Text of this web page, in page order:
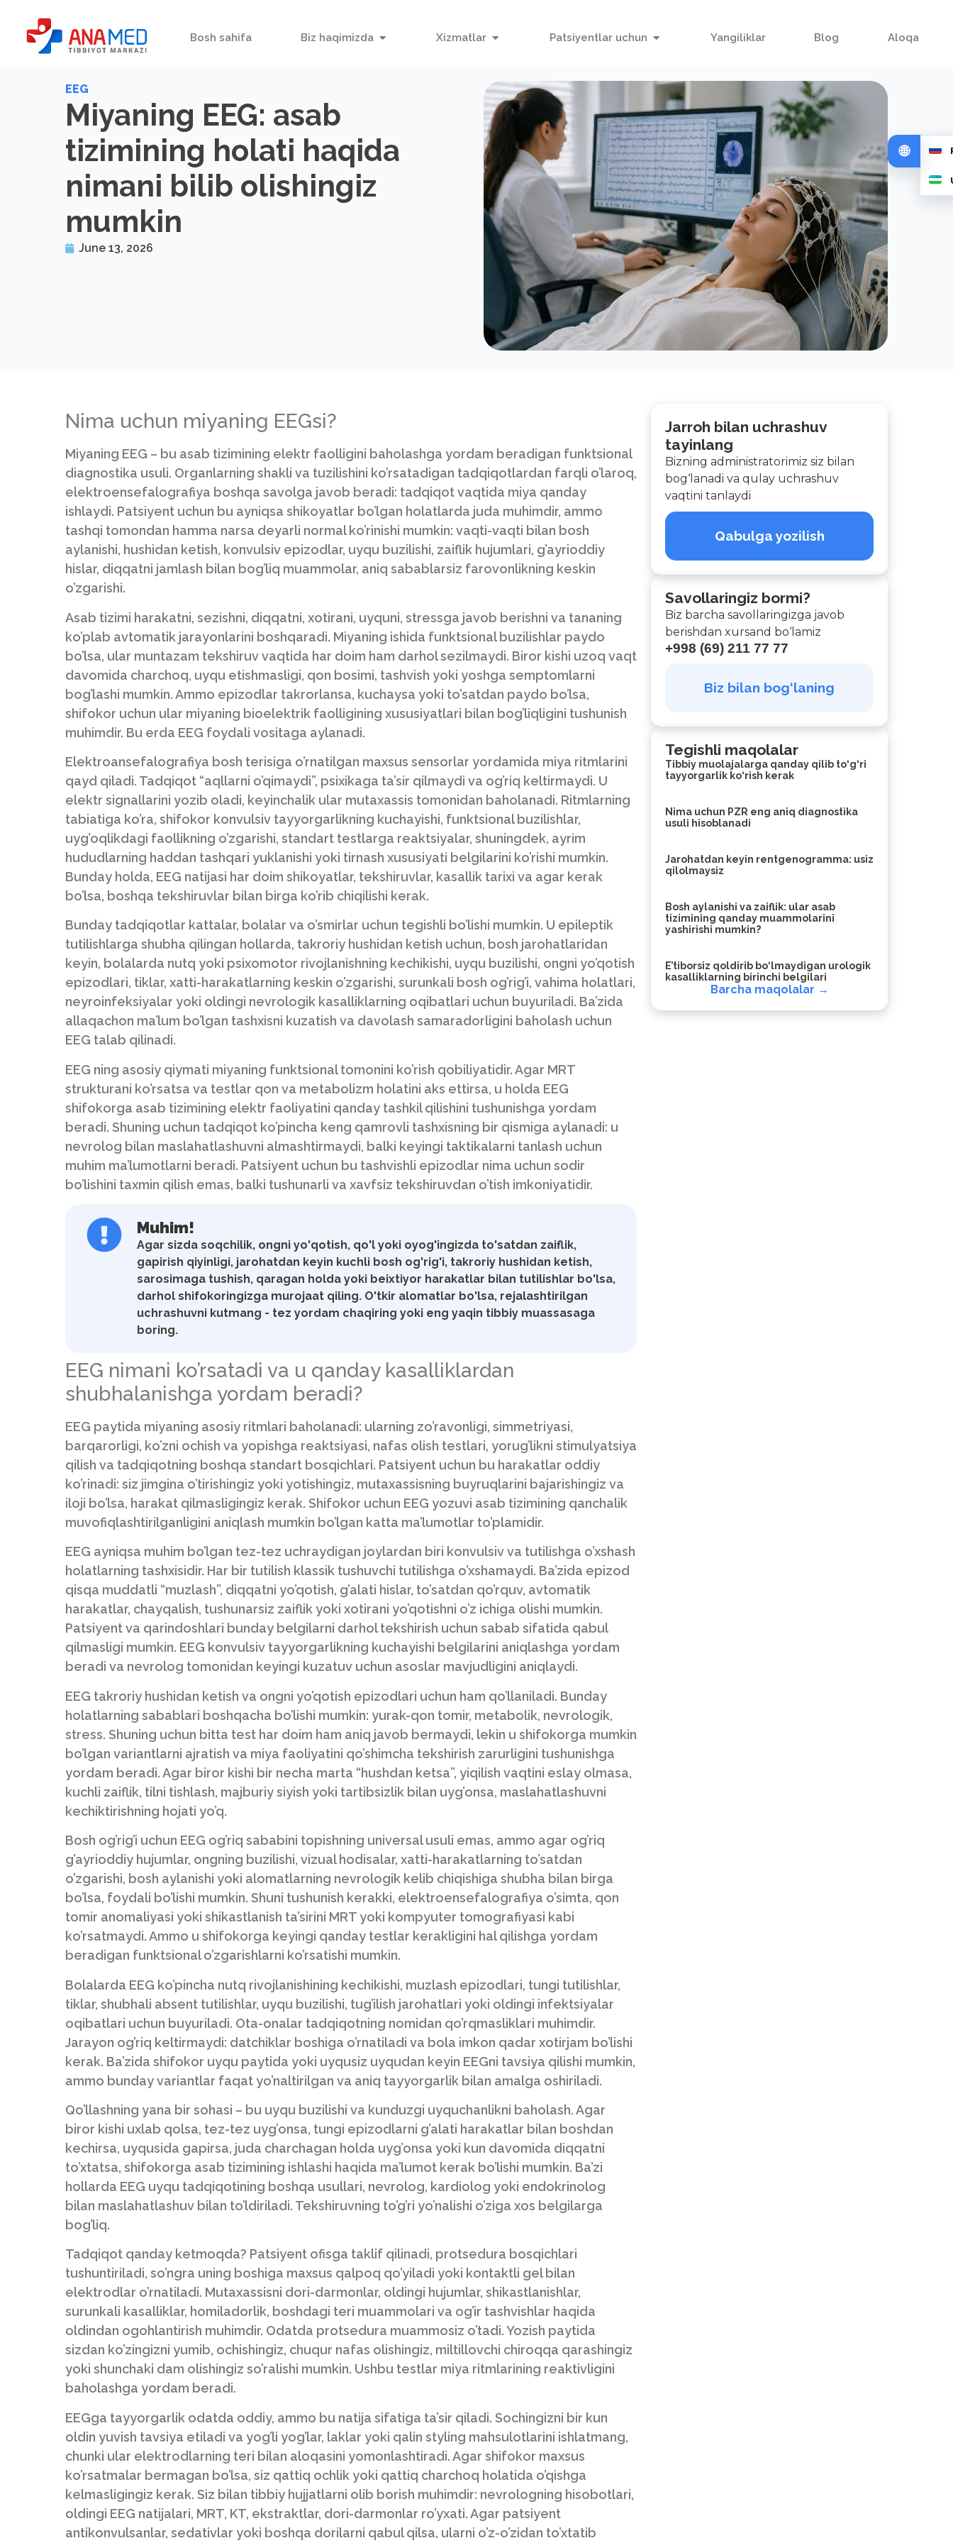
Bosh sahifa Biz haqimizda Xizmatlar Patsiyentlar uchun Yangiliklar Blog Aloqa
EEG
Miyaning EEG: asab
tizimining holati haqida
nimani bilib olishingiz
mumkin
June 13, 2026
Nima uchun miyaning EEGsi?
Miyaning EEG – bu asab tizimining elektr faolligini baholashga yordam beradigan funktsional
diagnostika usuli. Organlarning shakli va tuzilishini ko’rsatadigan tadqiqotlardan farqli o’laroq,
elektroensefalografiya boshqa savolga javob beradi: tadqiqot vaqtida miya qanday
ishlaydi. Patsiyent uchun bu ayniqsa shikoyatlar bo’lgan holatlarda juda muhimdir, ammo
tashqi tomondan hamma narsa deyarli normal ko’rinishi mumkin: vaqti-vaqti bilan bosh
aylanishi, hushidan ketish, konvulsiv epizodlar, uyqu buzilishi, zaiflik hujumlari, g’ayrioddiy
hislar, diqqatni jamlash bilan bog’liq muammolar, aniq sabablarsiz farovonlikning keskin
o’zgarishi.
Asab tizimi harakatni, sezishni, diqqatni, xotirani, uyquni, stressga javob berishni va tananing
ko’plab avtomatik jarayonlarini boshqaradi. Miyaning ishida funktsional buzilishlar paydo
bo’lsa, ular muntazam tekshiruv vaqtida har doim ham darhol sezilmaydi. Biror kishi uzoq vaqt
davomida charchoq, uyqu etishmasligi, qon bosimi, tashvish yoki yoshga semptomlarni
bog’lashi mumkin. Ammo epizodlar takrorlansa, kuchaysa yoki to’satdan paydo bo’lsa,
shifokor uchun ular miyaning bioelektrik faolligining xususiyatlari bilan bog’liqligini tushunish
muhimdir. Bu erda EEG foydali vositaga aylanadi.
Elektroansefalografiya bosh terisiga o’rnatilgan maxsus sensorlar yordamida miya ritmlarini
qayd qiladi. Tadqiqot “aqllarni o’qimaydi”, psixikaga ta’sir qilmaydi va og’riq keltirmaydi. U
elektr signallarini yozib oladi, keyinchalik ular mutaxassis tomonidan baholanadi. Ritmlarning
tabiatiga ko’ra, shifokor konvulsiv tayyorgarlikning kuchayishi, funktsional buzilishlar,
uyg’oqlikdagi faollikning o’zgarishi, standart testlarga reaktsiyalar, shuningdek, ayrim
hududlarning haddan tashqari yuklanishi yoki tirnash xususiyati belgilarini ko’rishi mumkin.
Bunday holda, EEG natijasi har doim shikoyatlar, tekshiruvlar, kasallik tarixi va agar kerak
bo’lsa, boshqa tekshiruvlar bilan birga ko’rib chiqilishi kerak.
Bunday tadqiqotlar kattalar, bolalar va o’smirlar uchun tegishli bo’lishi mumkin. U epileptik
tutilishlarga shubha qilingan hollarda, takroriy hushidan ketish uchun, bosh jarohatlaridan
keyin, bolalarda nutq yoki psixomotor rivojlanishning kechikishi, uyqu buzilishi, ongni yo’qotish
epizodlari, tiklar, xatti-harakatlarning keskin o’zgarishi, surunkali bosh og’rig’i, vahima holatlari,
neyroinfeksiyalar yoki oldingi nevrologik kasalliklarning oqibatlari uchun buyuriladi. Ba’zida
allaqachon ma’lum bo’lgan tashxisni kuzatish va davolash samaradorligini baholash uchun
EEG talab qilinadi.
EEG ning asosiy qiymati miyaning funktsional tomonini ko’rish qobiliyatidir. Agar MRT
strukturani ko’rsatsa va testlar qon va metabolizm holatini aks ettirsa, u holda EEG
shifokorga asab tizimining elektr faoliyatini qanday tashkil qilishini tushunishga yordam
beradi. Shuning uchun tadqiqot ko’pincha keng qamrovli tashxisning bir qismiga aylanadi: u
nevrolog bilan maslahatlashuvni almashtirmaydi, balki keyingi taktikalarni tanlash uchun
muhim ma’lumotlarni beradi. Patsiyent uchun bu tashvishli epizodlar nima uchun sodir
bo’lishini taxmin qilish emas, balki tushunarli va xavfsiz tekshiruvdan o’tish imkoniyatidir.
Muhim!
Agar sizda soqchilik, ongni yo'qotish, qo'l yoki oyog'ingizda to'satdan zaiflik,
gapirish qiyinligi, jarohatdan keyin kuchli bosh og'rig'i, takroriy hushidan ketish,
sarosimaga tushish, qaragan holda yoki beixtiyor harakatlar bilan tutilishlar bo'lsa,
darhol shifokoringizga murojaat qiling. O'tkir alomatlar bo'lsa, rejalashtirilgan
uchrashuvni kutmang - tez yordam chaqiring yoki eng yaqin tibbiy muassasaga
boring.
EEG nimani ko’rsatadi va u qanday kasalliklardan
shubhalanishga yordam beradi?
EEG paytida miyaning asosiy ritmlari baholanadi: ularning zo’ravonligi, simmetriyasi,
barqarorligi, ko’zni ochish va yopishga reaktsiyasi, nafas olish testlari, yorug’likni stimulyatsiya
qilish va tadqiqotning boshqa standart bosqichlari. Patsiyent uchun bu harakatlar oddiy
ko’rinadi: siz jimgina o’tirishingiz yoki yotishingiz, mutaxassisning buyruqlarini bajarishingiz va
iloji bo’lsa, harakat qilmasligingiz kerak. Shifokor uchun EEG yozuvi asab tizimining qanchalik
muvofiqlashtirilganligini aniqlash mumkin bo’lgan katta ma’lumotlar to’plamidir.
EEG ayniqsa muhim bo’lgan tez-tez uchraydigan joylardan biri konvulsiv va tutilishga o’xshash
holatlarning tashxisidir. Har bir tutilish klassik tushuvchi tutilishga o’xshamaydi. Ba’zida epizod
qisqa muddatli “muzlash”, diqqatni yo’qotish, g’alati hislar, to’satdan qo’rquv, avtomatik
harakatlar, chayqalish, tushunarsiz zaiflik yoki xotirani yo’qotishni o’z ichiga olishi mumkin.
Patsiyent va qarindoshlari bunday belgilarni darhol tekshirish uchun sabab sifatida qabul
qilmasligi mumkin. EEG konvulsiv tayyorgarlikning kuchayishi belgilarini aniqlashga yordam
beradi va nevrolog tomonidan keyingi kuzatuv uchun asoslar mavjudligini aniqlaydi.
EEG takroriy hushidan ketish va ongni yo’qotish epizodlari uchun ham qo’llaniladi. Bunday
holatlarning sabablari boshqacha bo’lishi mumkin: yurak-qon tomir, metabolik, nevrologik,
stress. Shuning uchun bitta test har doim ham aniq javob bermaydi, lekin u shifokorga mumkin
bo’lgan variantlarni ajratish va miya faoliyatini qo’shimcha tekshirish zarurligini tushunishga
yordam beradi. Agar biror kishi bir necha marta “hushdan ketsa”, yiqilish vaqtini eslay olmasa,
kuchli zaiflik, tilni tishlash, majburiy siyish yoki tartibsizlik bilan uyg’onsa, maslahatlashuvni
kechiktirishning hojati yo’q.
Bosh og’rig’i uchun EEG og’riq sababini topishning universal usuli emas, ammo agar og’riq
g’ayrioddiy hujumlar, ongning buzilishi, vizual hodisalar, xatti-harakatlarning to’satdan
o’zgarishi, bosh aylanishi yoki alomatlarning nevrologik kelib chiqishiga shubha bilan birga
bo’lsa, foydali bo’lishi mumkin. Shuni tushunish kerakki, elektroensefalografiya o’simta, qon
tomir anomaliyasi yoki shikastlanish ta’sirini MRT yoki kompyuter tomografiyasi kabi
ko’rsatmaydi. Ammo u shifokorga keyingi qanday testlar kerakligini hal qilishga yordam
beradigan funktsional o’zgarishlarni ko’rsatishi mumkin.
Bolalarda EEG ko’pincha nutq rivojlanishining kechikishi, muzlash epizodlari, tungi tutilishlar,
tiklar, shubhali absent tutilishlar, uyqu buzilishi, tug’ilish jarohatlari yoki oldingi infektsiyalar
oqibatlari uchun buyuriladi. Ota-onalar tadqiqotning nomidan qo’rqmasliklari muhimdir.
Jarayon og’riq keltirmaydi: datchiklar boshiga o’rnatiladi va bola imkon qadar xotirjam bo’lishi
kerak. Ba’zida shifokor uyqu paytida yoki uyqusiz uyqudan keyin EEGni tavsiya qilishi mumkin,
ammo bunday variantlar faqat yo’naltirilgan va aniq tayyorgarlik bilan amalga oshiriladi.
Qo’llashning yana bir sohasi – bu uyqu buzilishi va kunduzgi uyquchanlikni baholash. Agar
biror kishi uxlab qolsa, tez-tez uyg’onsa, tungi epizodlarni g’alati harakatlar bilan boshdan
kechirsa, uyqusida gapirsa, juda charchagan holda uyg’onsa yoki kun davomida diqqatni
to’xtatsa, shifokorga asab tizimining ishlashi haqida ma’lumot kerak bo’lishi mumkin. Ba’zi
hollarda EEG uyqu tadqiqotining boshqa usullari, nevrolog, kardiolog yoki endokrinolog
bilan maslahatlashuv bilan to’ldiriladi. Tekshiruvning to’g’ri yo’nalishi o’ziga xos belgilarga
bog’liq.
Tadqiqot qanday ketmoqda? Patsiyent ofisga taklif qilinadi, protsedura bosqichlari
tushuntiriladi, so’ngra uning boshiga maxsus qalpoq qo’yiladi yoki kontaktli gel bilan
elektrodlar o’rnatiladi. Mutaxassisni dori-darmonlar, oldingi hujumlar, shikastlanishlar,
surunkali kasalliklar, homiladorlik, boshdagi teri muammolari va og’ir tashvishlar haqida
oldindan ogohlantirish muhimdir. Odatda protsedura muammosiz o’tadi. Yozish paytida
sizdan ko’zingizni yumib, ochishingiz, chuqur nafas olishingiz, miltillovchi chiroqqa qarashingiz
yoki shunchaki dam olishingiz so’ralishi mumkin. Ushbu testlar miya ritmlarining reaktivligini
baholashga yordam beradi.
EEGga tayyorgarlik odatda oddiy, ammo bu natija sifatiga ta’sir qiladi. Sochingizni bir kun
oldin yuvish tavsiya etiladi va yog’li yog’lar, laklar yoki qalin styling mahsulotlarini ishlatmang,
chunki ular elektrodlarning teri bilan aloqasini yomonlashtiradi. Agar shifokor maxsus
ko’rsatmalar bermagan bo’lsa, siz qattiq ochlik yoki qattiq charchoq holatida o’qishga
kelmasligingiz kerak. Siz bilan tibbiy hujjatlarni olib borish muhimdir: nevrologning hisobotlari,
oldingi EEG natijalari, MRT, KT, ekstraktlar, dori-darmonlar ro’yxati. Agar patsiyent
antikonvulsanlar, sedativlar yoki boshqa dorilarni qabul qilsa, ularni o’z-o’zidan to’xtatib
Jarroh bilan uchrashuv
tayinlang
Bizning administratorimiz siz bilan
bog‘lanadi va qulay uchrashuv
vaqtini tanlaydi
Qabulga yozilish
Savollaringiz bormi?
Biz barcha savollaringizga javob
berishdan xursand bo‘lamiz
+998 (69) 211 77 77
Biz bilan bog‘laning
Tegishli maqolalar
Tibbiy muolajalarga qanday qilib to‘g‘ri
tayyorgarlik ko‘rish kerak
Nima uchun PZR eng aniq diagnostika
usuli hisoblanadi
Jarohatdan keyin rentgenogramma: usiz
qilolmaysiz
Bosh aylanishi va zaiflik: ular asab
tizimining qanday muammolarini
yashirishi mumkin?
E’tiborsiz qoldirib bo‘lmaydigan urologik
kasalliklarning birinchi belgilari
Barcha maqolalar →